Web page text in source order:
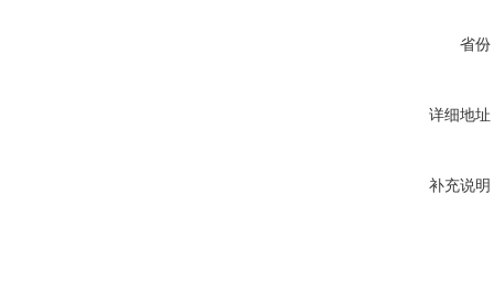
省份
详细地址
补充说明